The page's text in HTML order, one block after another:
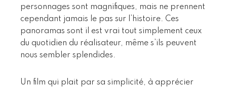
personnages sont magnifiques, mais ne prennent
cependant jamais le pas sur l’histoire. Ces
panoramas sont il est vrai tout simplement ceux
du quotidien du réalisateur, même s’ils peuvent
nous sembler splendides.
Un film qui plait par sa simplicité, à apprécier